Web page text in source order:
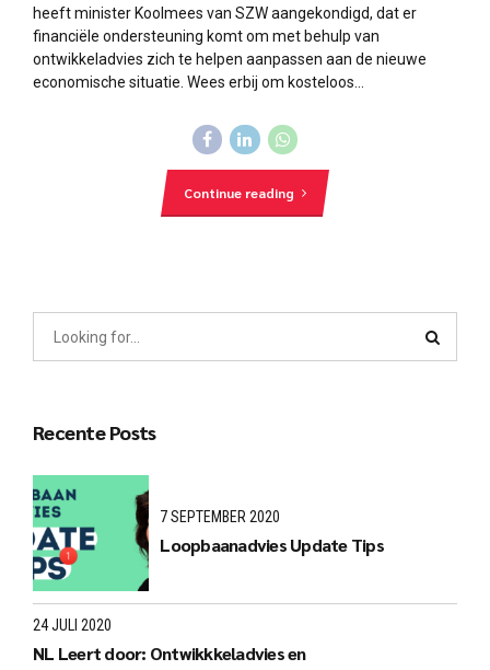
heeft minister Koolmees van SZW aangekondigd, dat er
financiële ondersteuning komt om met behulp van
ontwikkeladvies zich te helpen aanpassen aan de nieuwe
economische situatie. Wees erbij om kosteloos...
Continue reading
Recente Posts
7 SEPTEMBER 2020
Loopbaanadvies Update Tips
24 JULI 2020
NL Leert door: Ontwikkkeladvies en